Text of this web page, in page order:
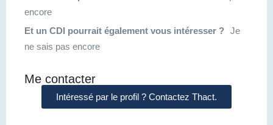
encore
Et un CDI pourrait également vous intéresser ? Je
ne sais pas encore
Me contacter
Intéressé par le profil ? Contactez Thact.